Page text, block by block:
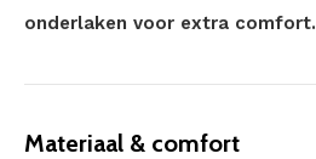
onderlaken voor extra comfort.
Materiaal & comfort